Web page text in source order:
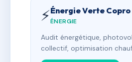
⚡Énergie Verte Copro
ÉNERGIE
Audit énergétique,
collectif, optimisation